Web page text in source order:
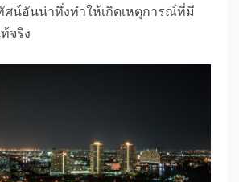
ศน์อันน่าทึ่งทำให้เกิดเหตุการณ์ที่มี
จริง